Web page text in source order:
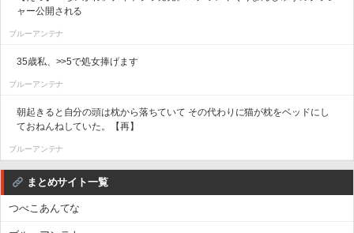
ャー公開される
ブルーアンテナ
35歳私、>>5で処女捧げます
ブルーアンテナ
朝起きると自分の頭は枕から落ちていて その代わりに猫が枕をベッドにし
ておねんねしていた。【再】
ブルーアンテナ
まとめサイト一覧
つべこあんてな